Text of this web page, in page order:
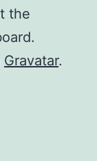
the
Gravatar.